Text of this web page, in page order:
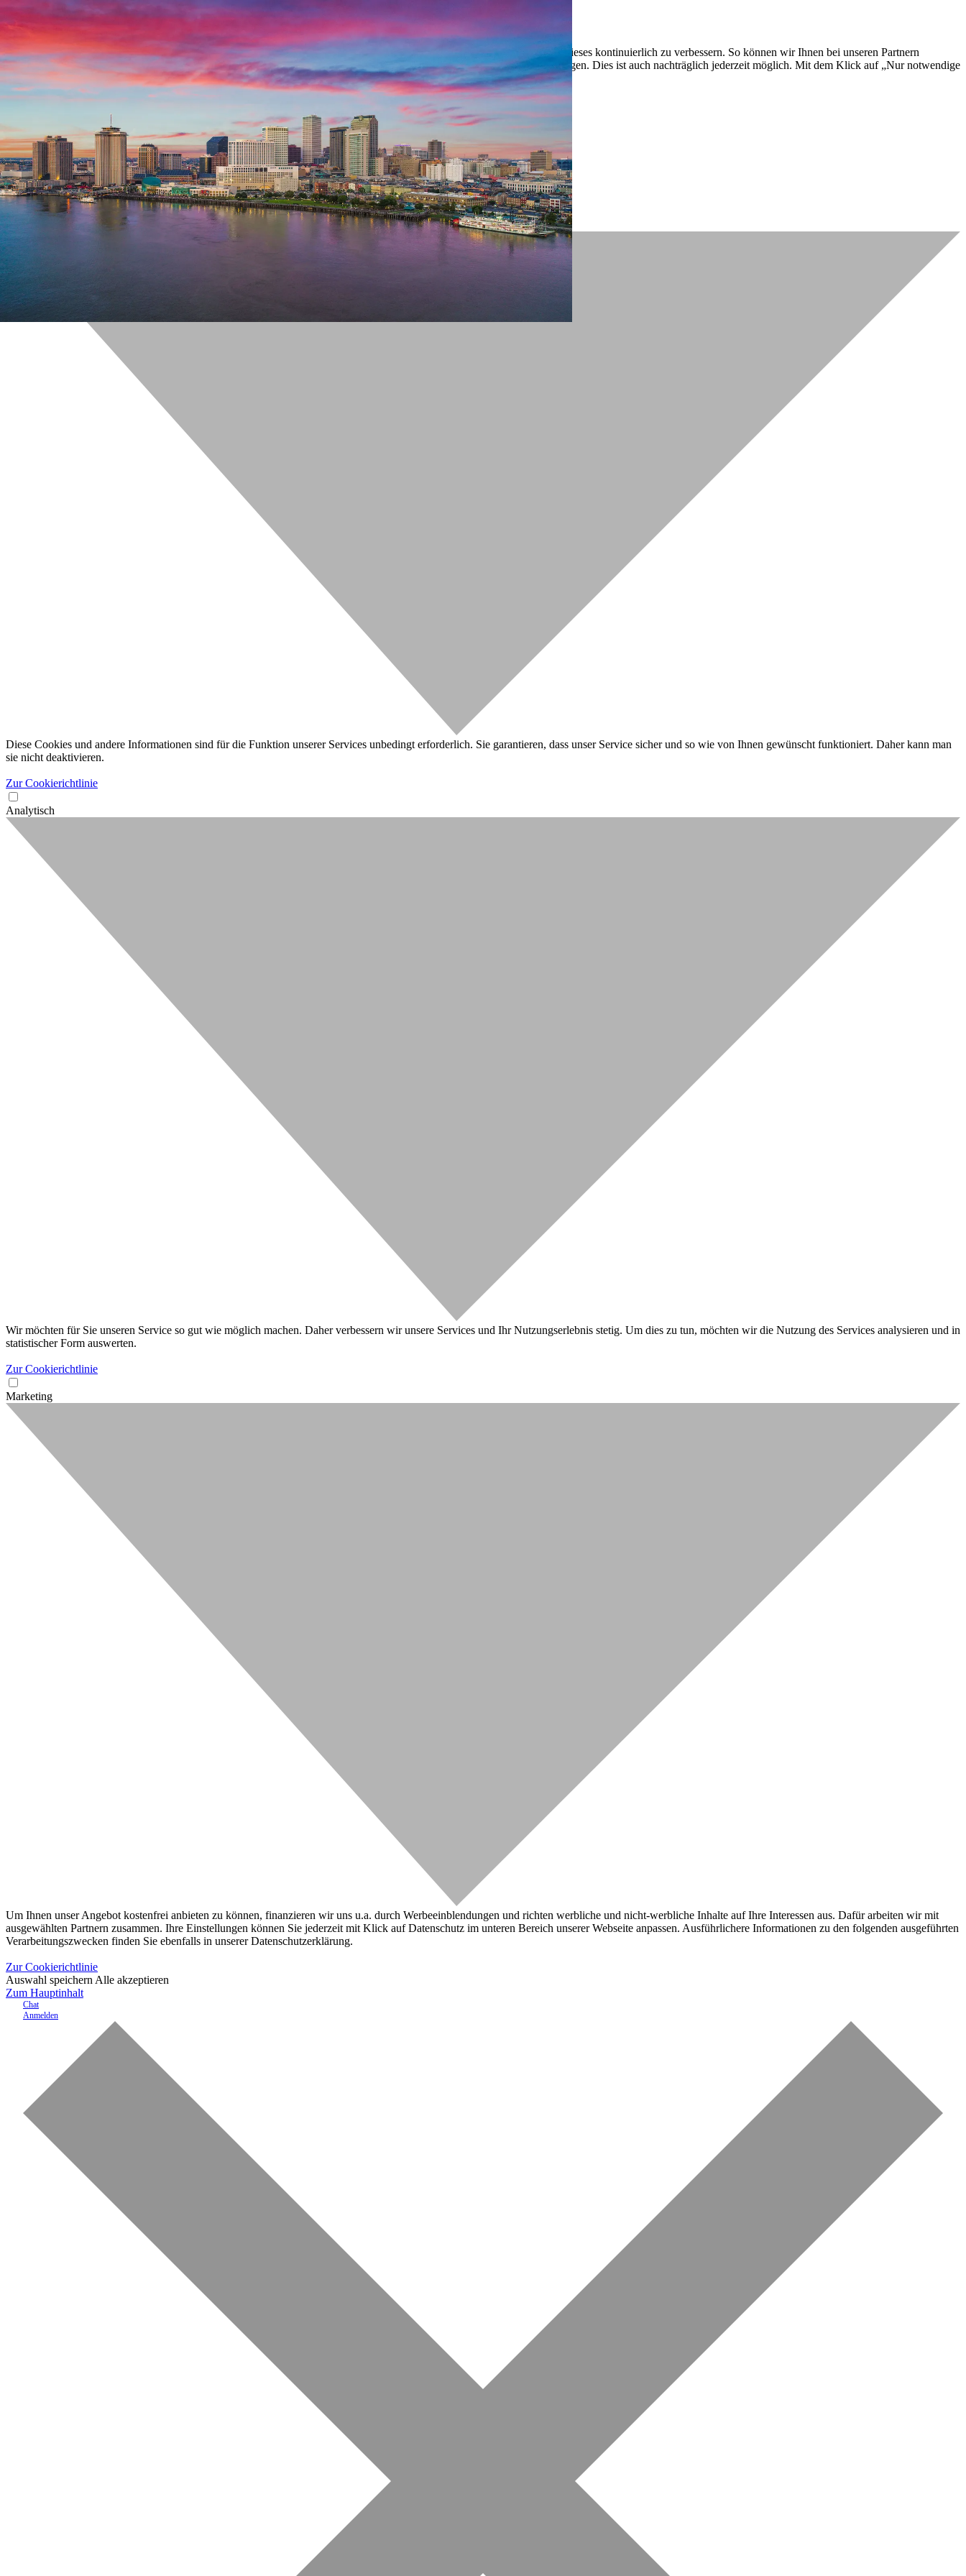
Nur notwendige Cookies
Mit dem Klick auf „geht klar” ermöglichen Sie uns Ihnen über Cookies ein verbessertes Nutzungserlebnis zu servieren und dieses kontinuierlich zu verbessern. So können wir Ihnen bei unseren Partnern
personalisierte Werbung und passende Angebote anzeigen. Über „anpassen” können Sie Ihre persönlichen Präferenzen festlegen. Dies ist auch nachträglich jederzeit möglich. Mit dem Klick auf „Nur notwendige
Cookies” werden lediglich technisch notwendige Cookies gespeichert.
Anpassen Geht klar
Datenschutzerklärung
Impressum
« zurück
Ihre Cookie-Präferenzen verwalten
Wählen Sie, welche Cookies Sie auf check24.de akzeptieren.
Die Cookierichtlinie finden Siehier.
Notwendig
Diese Cookies und andere Informationen sind für die Funktion unserer Services unbedingt erforderlich. Sie garantieren, dass unser Service sicher und so wie von Ihnen gewünscht funktioniert. Daher kann man
sie nicht deaktivieren.
Zur Cookierichtlinie
Analytisch
Wir möchten für Sie unseren Service so gut wie möglich machen. Daher verbessern wir unsere Services und Ihr Nutzungserlebnis stetig. Um dies zu tun, möchten wir die Nutzung des Services analysieren und in
statistischer Form auswerten.
Zur Cookierichtlinie
Marketing
Um Ihnen unser Angebot kostenfrei anbieten zu können, finanzieren wir uns u.a. durch Werbeeinblendungen und richten werbliche und nicht-werbliche Inhalte auf Ihre Interessen aus. Dafür arbeiten wir mit
ausgewählten Partnern zusammen. Ihre Einstellungen können Sie jederzeit mit Klick auf Datenschutz im unteren Bereich unserer Webseite anpassen. Ausführlichere Informationen zu den folgenden ausgeführten
Verarbeitungszwecken finden Sie ebenfalls in unserer Datenschutzerklärung.
Zur Cookierichtlinie
Auswahl speichern Alle akzeptieren
Zum Hauptinhalt
Chat
Anmelden